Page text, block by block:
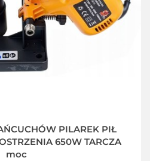
PILAREK PIŁ
650W TARCZA
moc